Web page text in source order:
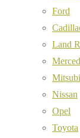
Ford
Land
Nissan
Opel
Toyota